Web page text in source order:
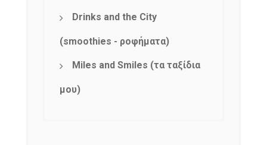
Drinks and the City
(smoothies - ροφήματα)
Miles and Smiles (τα ταξίδια
μου)